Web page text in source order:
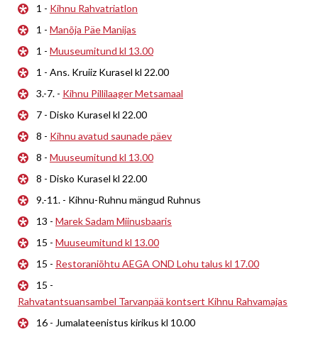
1 - Kihnu Rahvatriatlon
1 - Manõja Päe Manijas
1 - Muuseumitund kl 13.00
1 - Ans. Kruiiz Kurasel kl 22.00
3.-7. - Kihnu Pillilaager Metsamaal
7 - Disko Kurasel kl 22.00
8 - Kihnu avatud saunade päev
8 - Muuseumitund kl 13.00
8 - Disko Kurasel kl 22.00
9.-11. - Kihnu-Ruhnu mängud Ruhnus
13 - Marek Sadam Miinusbaaris
15 - Muuseumitund kl 13.00
15 - Restoraniõhtu AEGA OND Lohu talus kl 17.00
15 -
Rahvatantsuansambel Tarvanpää kontsert Kihnu Rahvamajas
16 - Jumalateenistus kirikus kl 10.00